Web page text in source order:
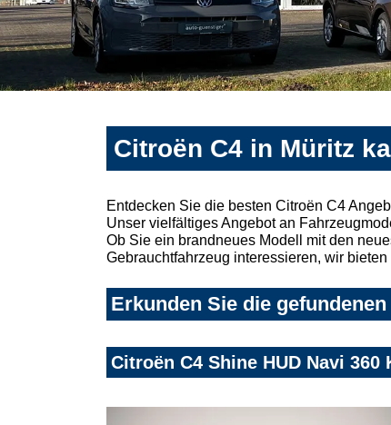
Citroën C4 in Müritz
Entdecken Sie die besten Citroën C4
Unser vielfältiges Angebot an
Ob Sie ein brandneues Modell mit den
Gebrauchtfahrzeug interessieren, wir
Erkunden Sie die
Citroën C4 Shine HUD Navi 360